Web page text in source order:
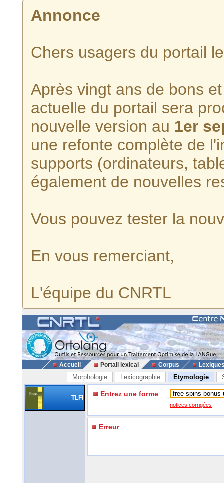
Annonce
Chers usagers du portail
Après vingt ans de bons
actuelle du portail sera
nouvelle version au 1er
une refonte complète de
supports (ordinateurs,
également de nouvelles
Vous pouvez tester la
En vous remerciant,
L'équipe du CNRTL
Accueil Portail lexical Corpus
Morphologie Lexicographie Etymologie
TLFi Entrez une forme
notices corrigées
Erreur